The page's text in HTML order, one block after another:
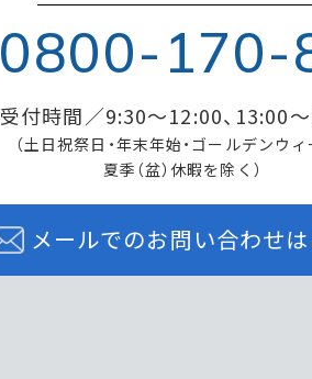
0800-170-
受付時間／9:30～12:00、13:00
（土日祝祭日・年末年始・ゴールデンウィ
夏季（盆）休暇を除く）
メールでのお問い合わせ